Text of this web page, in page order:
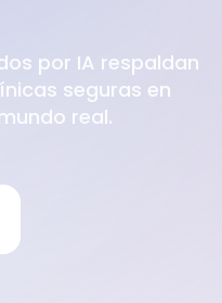
por IA respaldan
seguras en
real.